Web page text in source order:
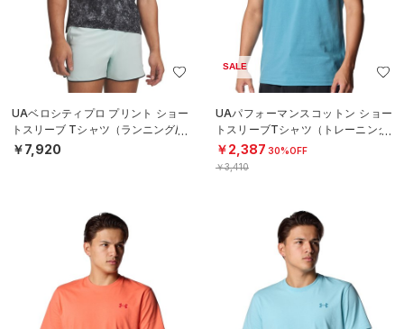
UAベロシティプロ プリント ショー
トスリーブ Tシャツ（ランニング/M
EN）
￥7,920
SALE
UAパフォーマンスコットン ショー
トスリーブTシャツ（トレーニング/
MEN）
￥2,387 30%OFF
￥3,410